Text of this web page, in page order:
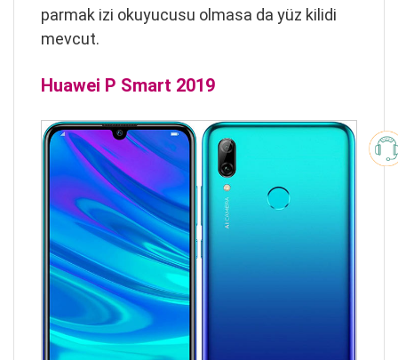
parmak izi okuyucusu olmasa da yüz kilidi
mevcut.
Huawei P Smart 2019